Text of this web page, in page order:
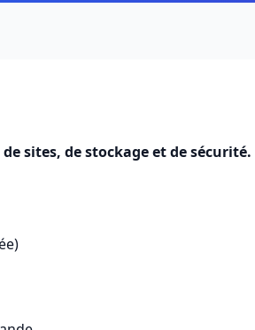
sites, de stockage et de sécurité.